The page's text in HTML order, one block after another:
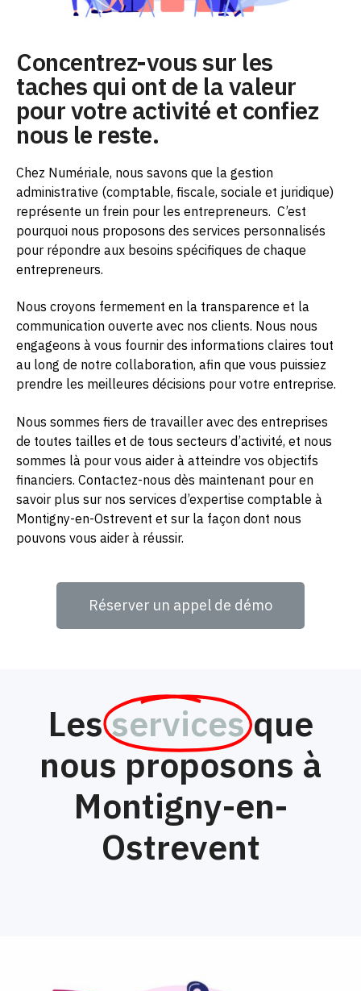
Concentrez-vous sur les
taches qui ont de la valeur
pour votre activité et confiez
nous le reste.
Chez Numériale, nous savons que la gestion
administrative (comptable, fiscale, sociale et juridique)
représente un frein pour les entrepreneurs. C’est
pourquoi nous proposons des services personnalisés
pour répondre aux besoins spécifiques de chaque
entrepreneurs.
Nous croyons fermement en la transparence et la
communication ouverte avec nos clients. Nous nous
engageons à vous fournir des informations claires tout
au long de notre collaboration, afin que vous puissiez
prendre les meilleures décisions pour votre entreprise.
Nous sommes fiers de travailler avec des entreprises
de toutes tailles et de tous secteurs d’activité, et nous
sommes là pour vous aider à atteindre vos objectifs
financiers. Contactez-nous dès maintenant pour en
savoir plus sur nos services d’expertise comptable à
Montigny-en-Ostrevent et sur la façon dont nous
pouvons vous aider à réussir.
Réserver un appel de démo
Lesservices que
nous proposons à
Montigny-en-
Ostrevent